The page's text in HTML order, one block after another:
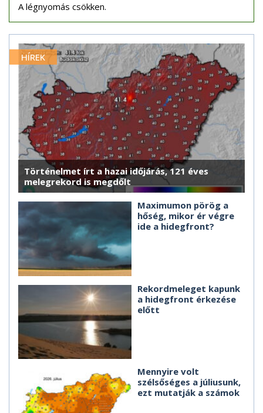
A légnyomás csökken.
HÍREK
Történelmet írt a hazai időjárás, 121 éves
melegrekord is megdőlt
Maximumon pörög a
hőség, mikor ér végre
ide a hidegfront?
Rekordmeleget kapunk
a hidegfront érkezése
előtt
Mennyire volt
szélsőséges a júliusunk,
ezt mutatják a számok